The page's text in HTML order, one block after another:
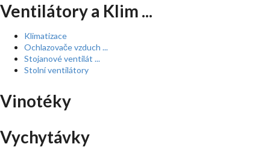
Ventilátory a Klim ...
Klimatizace
Ochlazovače vzduch ...
Stojanové ventilát ...
Stolní ventilátory
Vinotéky
Vychytávky